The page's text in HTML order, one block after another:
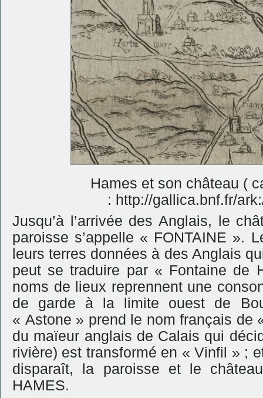
Hames et son château (
: http://gallica.bnf.fr/
Jusqu’à l’arrivée des Anglais, le
paroisse s’appelle « FONTAINE ».
leurs terres données à des Anglais
peut se traduire par « Fontaine de
noms de lieux reprennent une
de garde à la limite ouest de
« Astone » prend le nom français de
du maïeur anglais de Calais qui
rivière) est transformé en « Vinfil » ;
disparaît, la paroisse et le
HAMES.